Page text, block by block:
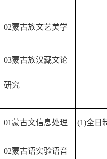
02蒙古族文艺美学
03蒙古族汉藏文论
研究
01 蒙古文信息处理 (1)全日
02蒙古语实验语音